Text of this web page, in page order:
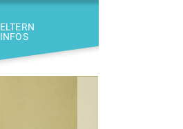
ELTERN
INFOS